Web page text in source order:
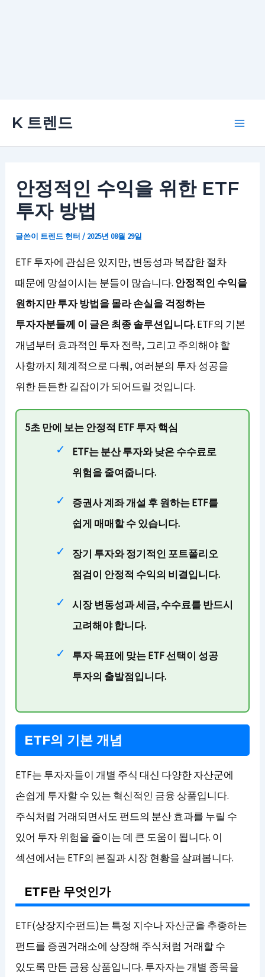
K 트렌드
안정적인 수익을 위한 ETF
투자 방법
글쓴이 트렌드 헌터/ 2025년 08월 29일
ETF 투자에 관심은 있지만, 변동성과 복잡한 절차
때문에 망설이시는 분들이 많습니다. 안정적인 수익을
원하지만 투자 방법을 몰라 손실을 걱정하는
투자자분들께 이 글은 최종 솔루션입니다.ETF의 기본
개념부터 효과적인 투자 전략, 그리고 주의해야 할
사항까지 체계적으로 다뤄, 여러분의 투자 성공을
위한 든든한 길잡이가 되어드릴 것입니다.
5초 만에 보는 안정적 ETF 투자 핵심
ETF는 분산 투자와 낮은 수수료로
위험을 줄여줍니다.
증권사 계좌 개설 후 원하는 ETF를
쉽게 매매할 수 있습니다.
장기 투자와 정기적인 포트폴리오
점검이 안정적 수익의 비결입니다.
시장 변동성과 세금, 수수료를 반드시
고려해야 합니다.
투자 목표에 맞는 ETF 선택이 성공
투자의 출발점입니다.
ETF의 기본 개념
ETF는 투자자들이 개별 주식 대신 다양한 자산군에
손쉽게 투자할 수 있는 혁신적인 금융 상품입니다.
주식처럼 거래되면서도 펀드의 분산 효과를 누릴 수
있어 투자 위험을 줄이는 데 큰 도움이 됩니다. 이
섹션에서는 ETF의 본질과 시장 현황을 살펴봅니다.
ETF란 무엇인가
ETF(상장지수펀드)는 특정 지수나 자산군을 추종하는
펀드를 증권거래소에 상장해 주식처럼 거래할 수
있도록 만든 금융 상품입니다. 투자자는 개별 종목을